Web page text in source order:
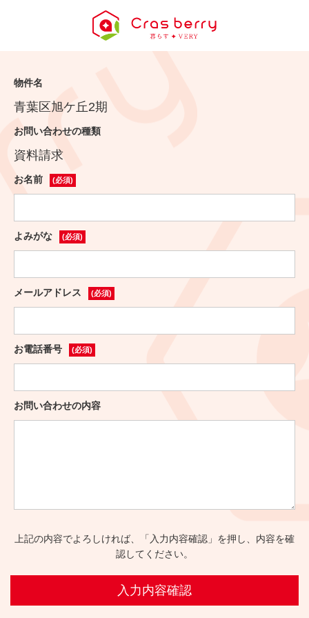
物件名
青葉区旭ケ丘2期
お問い合わせの種類
資料請求
お名前 (必須)
よみがな (必須)
メールアドレス (必須)
お電話番号 (必須)
お問い合わせの内容
上記の内容でよろしければ、「入力内容確認」を押し、内容を確
認してください。
入力内容確認